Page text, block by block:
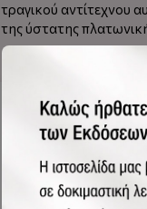
τραγικού αντίτεχνου
της ύστατης
Το βλέμμα και
Η επίτευξη του
βλέμματος και του